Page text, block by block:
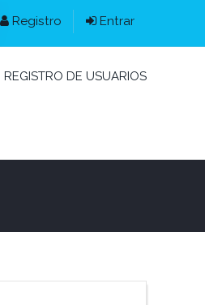
Registro Entrar
REGISTRO DE USUARIOS